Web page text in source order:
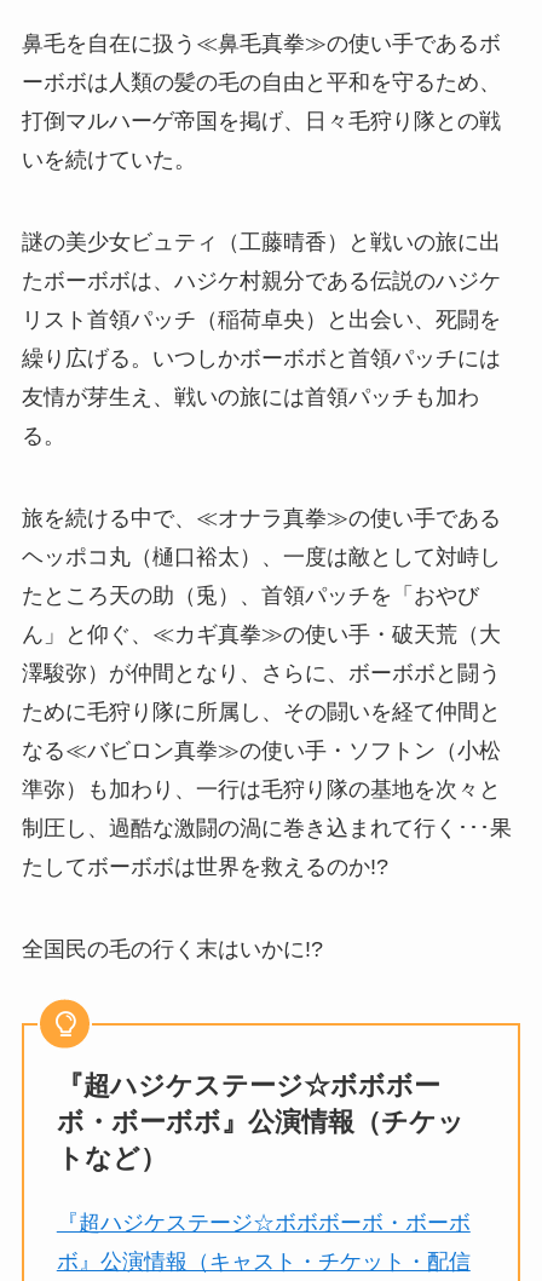
鼻毛を自在に扱う≪鼻毛真拳≫の使い手であるボ
ーボボは人類の髪の毛の自由と平和を守るため、
打倒マルハーゲ帝国を掲げ、日々毛狩り隊との戦
いを続けていた。
謎の美少女ビュティ（工藤晴香）と戦いの旅に出
たボーボボは、ハジケ村親分である伝説のハジケ
リスト首領パッチ（稲荷卓央）と出会い、死闘を
繰り広げる。いつしかボーボボと首領パッチには
友情が芽生え、戦いの旅には首領パッチも加わ
る。
旅を続ける中で、≪オナラ真拳≫の使い手である
ヘッポコ丸（樋口裕太）、一度は敵として対峙し
たところ天の助（兎）、首領パッチを「おやび
ん」と仰ぐ、≪カギ真拳≫の使い手・破天荒（大
澤駿弥）が仲間となり、さらに、ボーボボと闘う
ために毛狩り隊に所属し、その闘いを経て仲間と
なる≪バビロン真拳≫の使い手・ソフトン（小松
準弥）も加わり、一行は毛狩り隊の基地を次々と
制圧し、過酷な激闘の渦に巻き込まれて行く･･･果
たしてボーボボは世界を救えるのか!?
全国民の毛の行く末はいかに!?
『超ハジケステージ☆ボボボー
ボ・ボーボボ』公演情報（チケッ
トなど）
『超ハジケステージ☆ボボボーボ・ボーボ
ボ』公演情報（キャスト・チケット・配信